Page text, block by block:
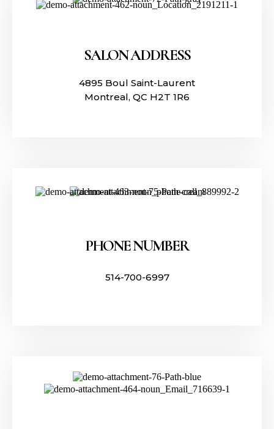
SALON ADDRESS
4895 Boul Saint-Laurent
Montreal, QC H2T 1R6
PHONE NUMBER
514-700-6997